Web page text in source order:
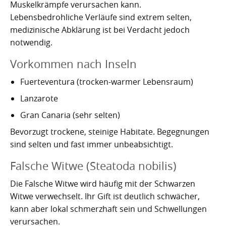
Puerto de la Cruz
San Cristóbal de La Laguna
Santa Úrsula
Santiago del Teide
Tacoronte
Tegueste
Kartoffelrevolution 1846
Verworfenes Exil
Muskelkrämpfe verursachen kann.
Lebensbedrohliche Verläufe sind extrem selten,
medizinische Abklärung ist bei Verdacht jedoch
notwendig.
Vorkommen nach Inseln
Fuerteventura (trocken-warmer Lebensraum)
Lanzarote
Gran Canaria (sehr selten)
Bevorzugt trockene, steinige Habitate. Begegnungen
sind selten und fast immer unbeabsichtigt.
Falsche Witwe (Steatoda nobilis)
Die Falsche Witwe wird häufig mit der Schwarzen
Witwe verwechselt. Ihr Gift ist deutlich schwächer,
kann aber lokal schmerzhaft sein und Schwellungen
verursachen.